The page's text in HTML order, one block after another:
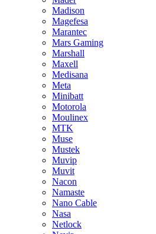
Madison
Magefesa
Marantec
Mars Gaming
Marshall
Maxell
Medisana
Meta
Minibatt
Motorola
Moulinex
MTK
Muse
Mustek
Muvip
Muvit
Nacon
Namaste
Nano Cable
Nasa
Netlock